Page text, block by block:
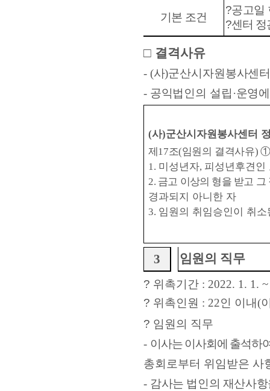
기본 조건
?공고일
?센터 정
□ 결격사유
- (사)군산시자원봉사센
- 공익법인의 설립 ·운영
(사)군산시자원봉사센터
제17조(임원의 결격사유) ①
1. 미성년자, 피성년후견인
2. 금고 이상의 형을 받고
경과되지 아니한 자
3. 임원의 취임승인이 취
3 임원의 직무
? 위촉기간 : 2022. 1. 1.
? 위촉인원 : 22인 이내(
? 임원의 직무
- 이 사는 이사회에 출석하
총회로부터 위임받은 사
- 감사는 법인의 재산사